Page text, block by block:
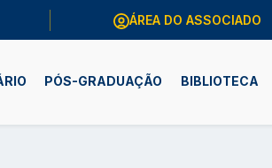
ÁREA DO ASSOCIADO
PÓS-GRADUAÇÃO BIBLIOTECA